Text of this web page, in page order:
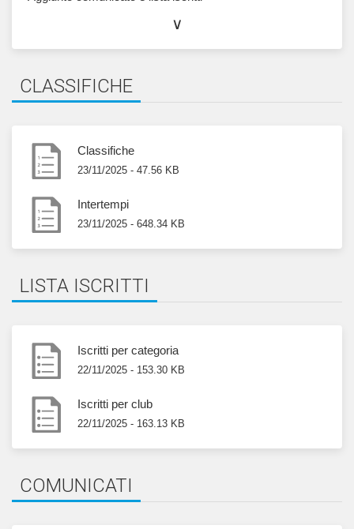
entro i limiti di legge. L'importo totale è visibile
iscritti per società oppure può essere richiesto
COME ARRIVARE
Ritrovo:coordinate e indicazioni
∨
CLASSIFICHE
Classifiche
23/11/2025 - 47.56 KB
Intertempi
23/11/2025 - 648.34 KB
LISTA ISCRITTI
Iscritti per categoria
22/11/2025 - 153.30 KB
Iscritti per club
22/11/2025 - 163.13 KB
COMUNICATI